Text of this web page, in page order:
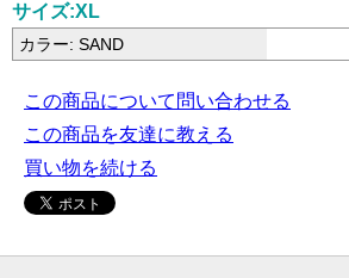
サイズ:XL
カラー: SAND
この商品について問い合わせる
この商品を友達に教える
買い物を続ける